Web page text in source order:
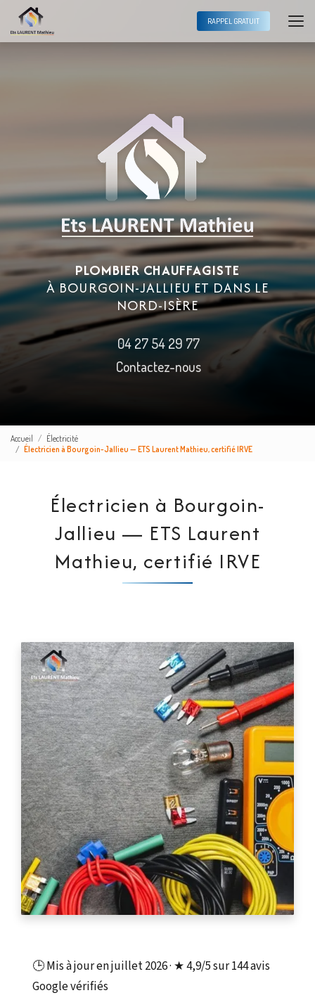
contenu
RAPPEL GRATUIT
PLOMBIER CHAUFFAGISTE
À BOURGOIN-JALLIEU ET DANS LE
NORD-ISÈRE
04 27 54 29 77
Contactez-nous
Accueil
Électricité
Électricien à Bourgoin-Jallieu — ETS Laurent Mathieu, certifié IRVE
Électricien à Bourgoin-
Jallieu — ETS Laurent
Mathieu, certifié IRVE
🕒 Mis à jour en juillet 2026 · ★ 4,9/5sur 144 avis
Google vérifiés